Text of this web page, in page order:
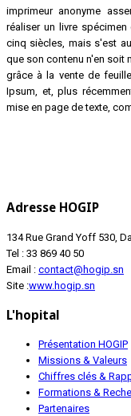
imprimeur anonyme
réaliser un livre
cinq siècles, mais s'est
que son contenu n'en soit
grâce à la vente de
Ipsum, et, plus
mise en page de texte,
Adresse HOGIP
134 Rue Grand Yoff 530,
Tel : 33 869 40 50
Email : contact@hogip.sn
Site :www.hogip.sn
L'hopital
Présentation HOGIP
Missions & Valeurs
Chiffres clés &
Formations &
Partenaires